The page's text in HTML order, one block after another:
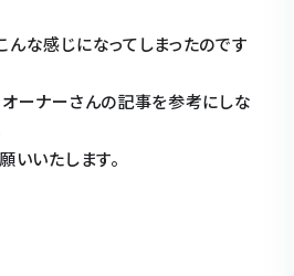
んな感じになってしまったのです
オーナーさんの記事を参考にしな
いいたします。